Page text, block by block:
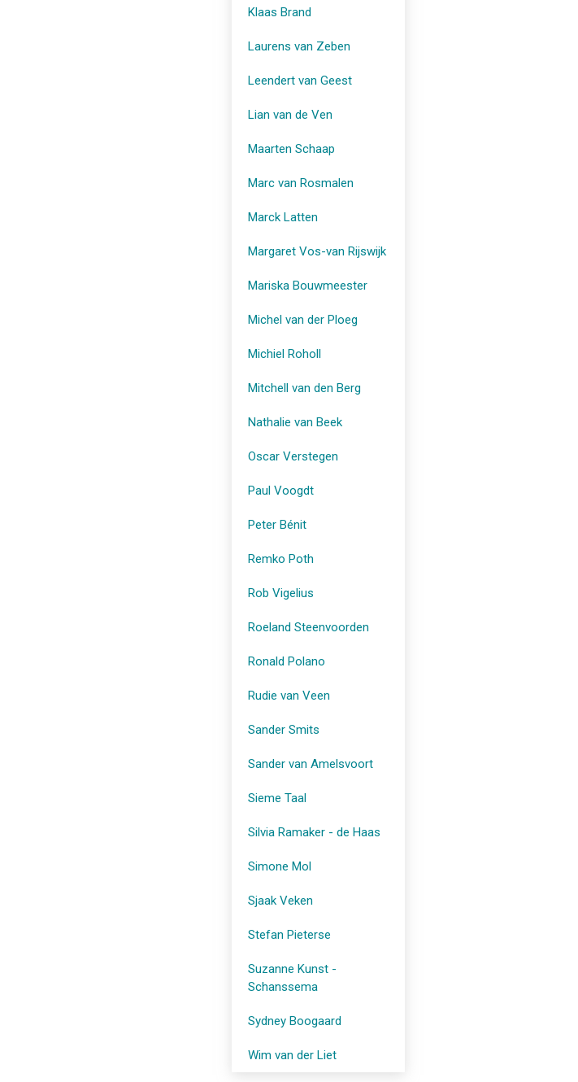
Klaas Brand
Laurens van Zeben
Leendert van Geest
Lian van de Ven
Maarten Schaap
Marc van Rosmalen
Marck Latten
Margaret Vos-van Rijswijk
Mariska Bouwmeester
Michel van der Ploeg
Michiel Roholl
Mitchell van den Berg
Nathalie van Beek
Oscar Verstegen
Paul Voogdt
Peter Bénit
Remko Poth
Rob Vigelius
Roeland Steenvoorden
Ronald Polano
Rudie van Veen
Sander Smits
Sander van Amelsvoort
Sieme Taal
Silvia Ramaker - de Haas
Simone Mol
Sjaak Veken
Stefan Pieterse
Suzanne Kunst -
Schanssema
Sydney Boogaard
Wim van der Liet